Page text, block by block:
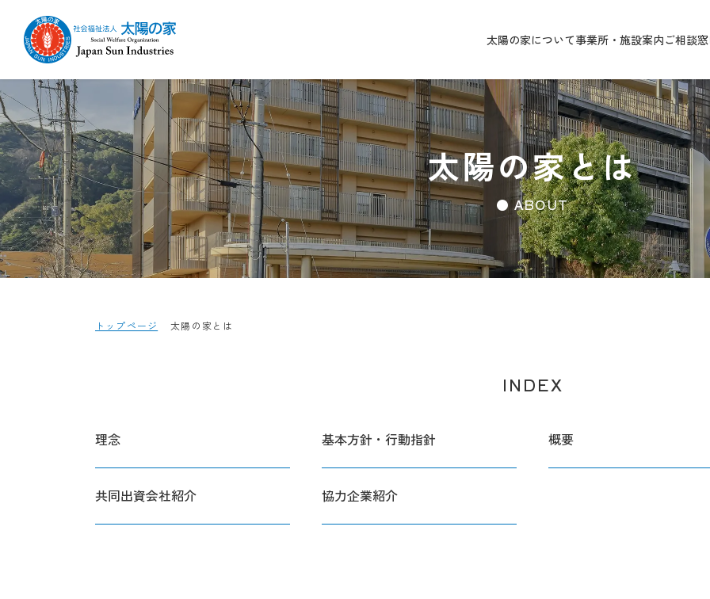
太陽の家について事業所・施設案内ご相談
太陽の家とは
● ABOUT
トップページ 太陽の家とは
INDEX
理念 基本方針・行動指針 概要
共同出資会社紹介 協力企業紹介